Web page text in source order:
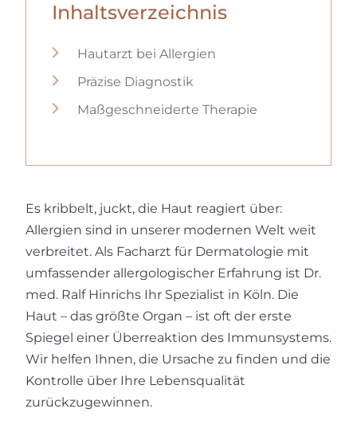
Inhaltsverzeichnis
Hautarzt bei Allergien
Präzise Diagnostik
Maßgeschneiderte Therapie
Es kribbelt, juckt, die Haut reagiert über:
Allergien sind in unserer modernen Welt weit
verbreitet. Als Facharzt für Dermatologie mit
umfassender allergologischer Erfahrung ist Dr.
med. Ralf Hinrichs Ihr Spezialist in Köln. Die
Haut – das größte Organ – ist oft der erste
Spiegel einer Überreaktion des Immunsystems.
Wir helfen Ihnen, die Ursache zu finden und die
Kontrolle über Ihre Lebensqualität
zurückzugewinnen.